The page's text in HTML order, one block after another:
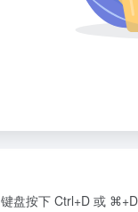
键盘按下 Ctrl+D 或